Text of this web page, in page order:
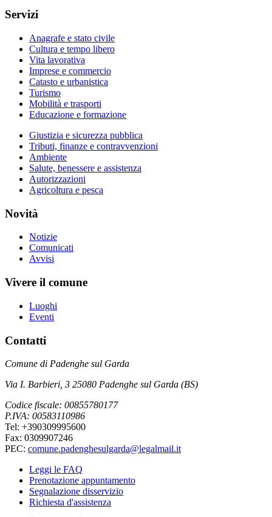
Servizi
Anagrafe e stato civile
Cultura e tempo libero
Vita lavorativa
Imprese e commercio
Catasto e urbanistica
Turismo
Mobilità e trasporti
Educazione e formazione
Giustizia e sicurezza pubblica
Tributi, finanze e contravvenzioni
Ambiente
Salute, benessere e assistenza
Autorizzazioni
Agricoltura e pesca
Novità
Notizie
Comunicati
Avvisi
Vivere il comune
Luoghi
Eventi
Contatti
Comune di Padenghe sul Garda
Via I. Barbieri, 3 25080 Padenghe sul Garda (BS)
Codice fiscale: 00855780177
P.IVA: 00583110986
Tel: +390309995600
Fax: 0309907246
PEC: comune.padenghesulgarda@legalmail.it
Leggi le FAQ
Prenotazione appuntamento
Segnalazione disservizio
Richiesta d'assistenza